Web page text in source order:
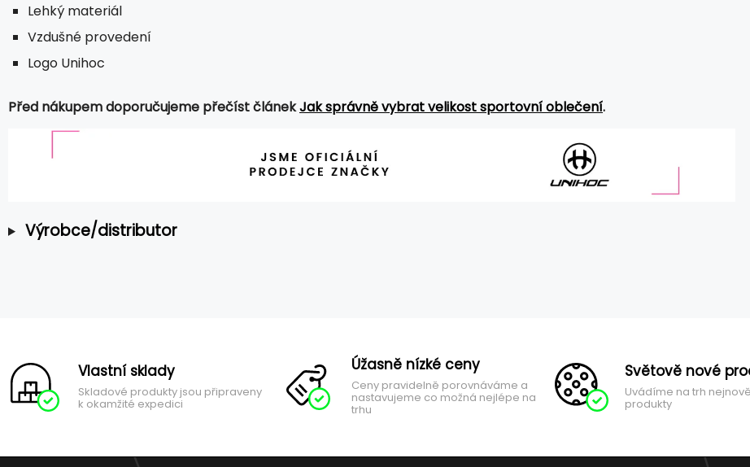
Lehký materiál
Vzdušné provedení
Logo Unihoc
Před nákupem doporučujeme přečíst článekJak správně vybrat velikost sportovní oblečení.
Výrobce/distributor
Vlastní sklady
Skladové produkty jsou připraveny
k okamžité expedici
Úžasně nízké ceny
Ceny pravidelně porovnáváme a
nastavujeme co možná nejlépe na
trhu
Světově nové
Uvádíme na trh
produkty